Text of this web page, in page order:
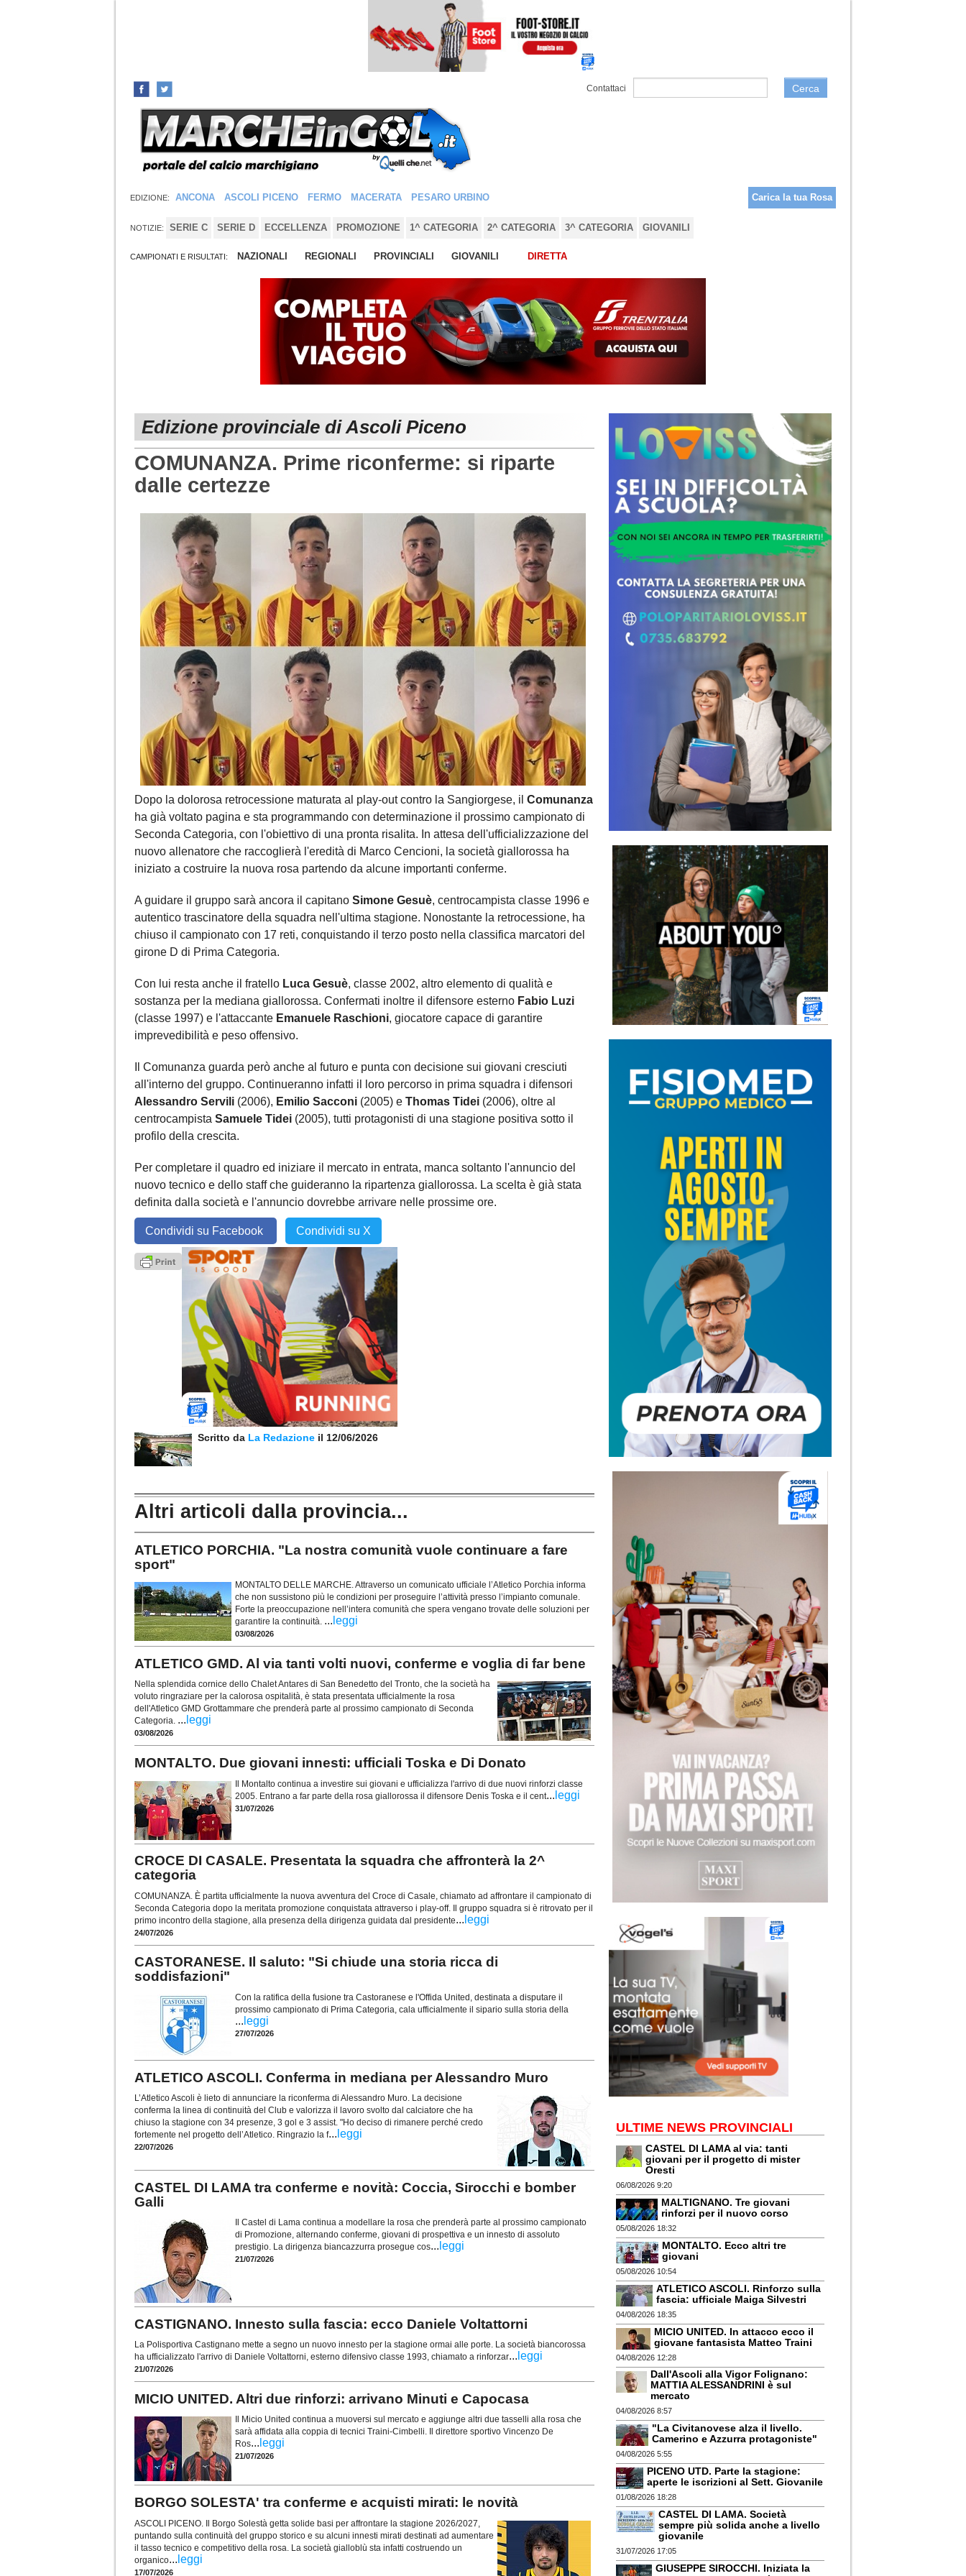
Contattaci Cerca
EDIZIONE: ANCONA ASCOLI PICENO FERMO MACERATA PESARO URBINO Carica la tua Rosa
NOTIZIE: SERIE C SERIE D ECCELLENZA PROMOZIONE 1^ CATEGORIA 2^ CATEGORIA 3^ CATEGORIA GIOVANILI
CAMPIONATI E RISULTATI: NAZIONALI REGIONALI PROVINCIALI GIOVANILI DIRETTA
Edizione provinciale di Ascoli Piceno
COMUNANZA. Prime riconferme: si riparte
dalle certezze
Dopo la dolorosa retrocessione maturata al play-out contro la Sangiorgese, il Comunanza
ha già voltato pagina e sta programmando con determinazione il prossimo campionato di
Seconda Categoria, con l'obiettivo di una pronta risalita. In attesa dell'ufficializzazione del
nuovo allenatore che raccoglierà l'eredità di Marco Cencioni, la società giallorossa ha
iniziato a costruire la nuova rosa partendo da alcune importanti conferme.
A guidare il gruppo sarà ancora il capitano Simone Gesuè, centrocampista classe 1996 e
autentico trascinatore della squadra nell'ultima stagione. Nonostante la retrocessione, ha
chiuso il campionato con 17 reti, conquistando il terzo posto nella classifica marcatori del
girone D di Prima Categoria.
Con lui resta anche il fratello Luca Gesuè, classe 2002, altro elemento di qualità e
sostanza per la mediana giallorossa. Confermati inoltre il difensore esterno Fabio Luzi
(classe 1997) e l'attaccante Emanuele Raschioni, giocatore capace di garantire
imprevedibilità e peso offensivo.
Il Comunanza guarda però anche al futuro e punta con decisione sui giovani cresciuti
all'interno del gruppo. Continueranno infatti il loro percorso in prima squadra i difensori
Alessandro Servili (2006), Emilio Sacconi (2005) e Thomas Tidei (2006), oltre al
centrocampista Samuele Tidei (2005), tutti protagonisti di una stagione positiva sotto il
profilo della crescita.
Per completare il quadro ed iniziare il mercato in entrata, manca soltanto l'annuncio del
nuovo tecnico e dello staff che guideranno la ripartenza giallorossa. La scelta è già stata
definita dalla società e l'annuncio dovrebbe arrivare nelle prossime ore.
Condividi su Facebook Condividi su X
Scritto da La Redazione il 12/06/2026
Altri articoli dalla provincia...
ATLETICO PORCHIA. "La nostra comunità vuole continuare a fare
sport"
MONTALTO DELLE MARCHE. Attraverso un comunicato ufficiale l’Atletico Porchia informa
che non sussistono più le condizioni per proseguire l’attività presso l’impianto comunale.
Forte la preoccupazione nell’intera comunità che spera vengano trovate delle soluzioni per
garantire la continuità. ... leggi
03/08/2026
ATLETICO GMD. Al via tanti volti nuovi, conferme e voglia di far bene
Nella splendida cornice dello Chalet Antares di San Benedetto del Tronto, che la società ha
voluto ringraziare per la calorosa ospitalità, è stata presentata ufficialmente la rosa
dell'Atletico GMD Grottammare che prenderà parte al prossimo campionato di Seconda
Categoria. ... leggi
03/08/2026
MONTALTO. Due giovani innesti: ufficiali Toska e Di Donato
Il Montalto continua a investire sui giovani e ufficializza l'arrivo di due nuovi rinforzi classe
2005. Entrano a far parte della rosa giallorossa il difensore Denis Toska e il cent... leggi
31/07/2026
CROCE DI CASALE. Presentata la squadra che affronterà la 2^
categoria
COMUNANZA. È partita ufficialmente la nuova avventura del Croce di Casale, chiamato ad affrontare il campionato di
Seconda Categoria dopo la meritata promozione conquistata attraverso i play-off. Il gruppo squadra si è ritrovato per il
primo incontro della stagione, alla presenza della dirigenza guidata dal presidente... leggi
24/07/2026
CASTORANESE. Il saluto: "Si chiude una storia ricca di
soddisfazioni"
Con la ratifica della fusione tra Castoranese e l'Offida United, destinata a disputare il
prossimo campionato di Prima Categoria, cala ufficialmente il sipario sulla storia della
... leggi
27/07/2026
ATLETICO ASCOLI. Conferma in mediana per Alessandro Muro
L’Atletico Ascoli è lieto di annunciare la riconferma di Alessandro Muro. La decisione
conferma la linea di continuità del Club e valorizza il lavoro svolto dal calciatore che ha
chiuso la stagione con 34 presenze, 3 gol e 3 assist. "Ho deciso di rimanere perché credo
fortemente nel progetto dell’Atletico. Ringrazio la f... leggi
22/07/2026
CASTEL DI LAMA tra conferme e novità: Coccia, Sirocchi e bomber
Galli
Il Castel di Lama continua a modellare la rosa che prenderà parte al prossimo campionato
di Promozione, alternando conferme, giovani di prospettiva e un innesto di assoluto
prestigio. La dirigenza biancazzurra prosegue cos... leggi
21/07/2026
CASTIGNANO. Innesto sulla fascia: ecco Daniele Voltattorni
La Polisportiva Castignano mette a segno un nuovo innesto per la stagione ormai alle porte. La società biancorossa
ha ufficializzato l'arrivo di Daniele Voltattorni, esterno difensivo classe 1993, chiamato a rinforzar... leggi
21/07/2026
MICIO UNITED. Altri due rinforzi: arrivano Minuti e Capocasa
Il Micio United continua a muoversi sul mercato e aggiunge altri due tasselli alla rosa che
sarà affidata alla coppia di tecnici Traini-Cimbelli. Il direttore sportivo Vincenzo De
Ros... leggi
21/07/2026
BORGO SOLESTA' tra conferme e acquisti mirati: le novità
ASCOLI PICENO. Il Borgo Solestà getta solide basi per affrontare la stagione 2026/2027,
puntando sulla continuità del gruppo storico e su alcuni innesti mirati destinati ad aumentare
il tasso tecnico e competitivo della rosa. La società gialloblù sta infatti costruendo un
organico... leggi
17/07/2026
ULTIME NEWS PROVINCIALI
CASTEL DI LAMA al via: tanti
giovani per il progetto di mister
Oresti
06/08/2026 9:20
MALTIGNANO. Tre giovani
rinforzi per il nuovo corso
05/08/2026 18:32
MONTALTO. Ecco altri tre
giovani
05/08/2026 10:54
ATLETICO ASCOLI. Rinforzo sulla
fascia: ufficiale Maiga Silvestri
04/08/2026 18:35
MICIO UNITED. In attacco ecco il
giovane fantasista Matteo Traini
04/08/2026 12:28
Dall'Ascoli alla Vigor Folignano:
MATTIA ALESSANDRINI è sul
mercato
04/08/2026 8:57
"La Civitanovese alza il livello.
Camerino e Azzurra protagoniste"
04/08/2026 5:55
PICENO UTD. Parte la stagione:
aperte le iscrizioni al Sett. Giovanile
01/08/2026 18:28
CASTEL DI LAMA. Società
sempre più solida anche a livello
giovanile
31/07/2026 17:05
GIUSEPPE SIROCCHI. Iniziata la